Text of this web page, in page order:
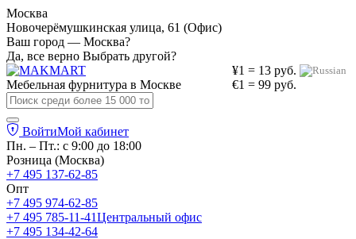
Москва
Новочерёмушкинская улица, 61 (Офис)
Ваш город — Москва?
Да, все верно Выбрать другой?
¥1 = 13 руб.
€1 = 99 руб.
Мебельная фурнитура в Москве
ВойтиМой кабинет
Пн. – Пт.: с 9:00 до 18:00
Розница (Москва)
+7 495 137-62-85
Опт
+7 495 974-62-85
+7 495 785-11-41Центральный офис
+7 495 134-42-64